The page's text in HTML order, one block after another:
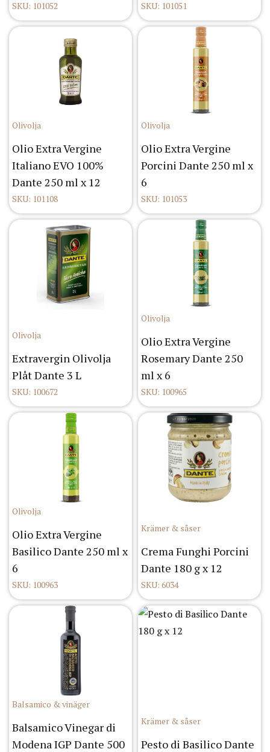
SKU: 101052 SKU: 101051
Olivolja
Olio Extra Vergine
Italiano EVO 100%
Dante 250 ml x 12
SKU: 101108
Olivolja
Olio Extra Vergine
Porcini Dante 250 ml x
6
SKU: 101053
Olivolja
Extravergin Olivolja
Plåt Dante 3 L
SKU: 100672
Olivolja
Olio Extra Vergine
Rosemary Dante 250
ml x 6
SKU: 100965
Olivolja
Olio Extra Vergine
Basilico Dante 250 ml x
6
SKU: 100963
Krämer & såser
Crema Funghi Porcini
Dante 180 g x 12
SKU: 6034
Balsamico & vinäger
Balsamico Vinegar di
Modena IGP Dante 500
Krämer & såser
Pesto di Basilico Dante